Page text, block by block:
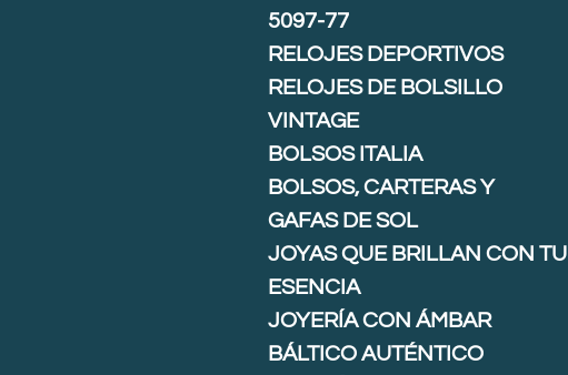
5097-77
RELOJES DEPORTIVOS
RELOJES DE BOLSILLO
VINTAGE
BOLSOS ITALIA
BOLSOS, CARTERAS Y
GAFAS DE SOL
JOYAS QUE BRILLAN CON TU
ESENCIA
JOYERÍA CON ÁMBAR
BÁLTICO AUTÉNTICO